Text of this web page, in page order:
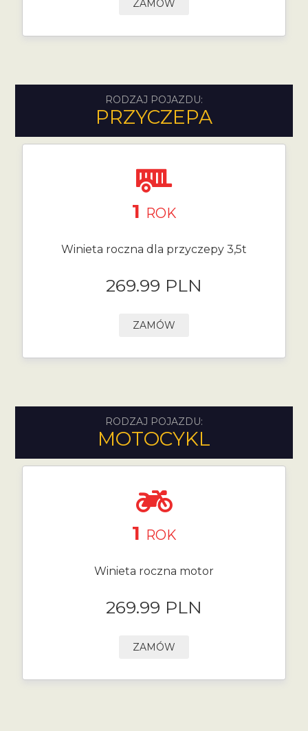
ZAMÓW
RODZAJ POJAZDU:
PRZYCZEPA
1 ROK
Winieta roczna dla przyczepy 3,5t
269.99 PLN
ZAMÓW
RODZAJ POJAZDU:
MOTOCYKL
1 ROK
Winieta roczna motor
269.99 PLN
ZAMÓW